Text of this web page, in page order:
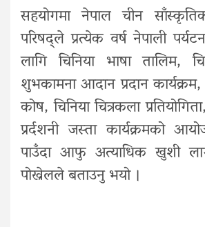
सहयोगमा नेपाल चीन
परिषद्ले प्रत्येक वर्ष नेपाली
लागि चिनिया भाषा तालिम,
शुभकामना आदान प्रदान कार्यक्रम,
कोष, चिनिया चित्रकला
प्रर्दशनी जस्ता कार्यक्रमको
पाउँदा आफु अत्याधिक खुशी
पोख्रेलले बताउनु भयो ।